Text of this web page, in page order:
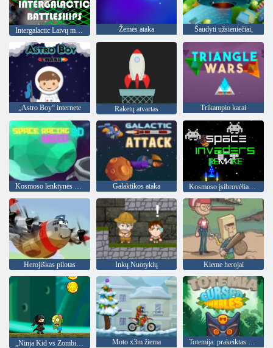
Žemės ataka Šaudyti užsieniečiai,
„Astro Boy“ internete Raketų atvartas Trikampio karai
Kosmoso lenktynės 3D: negaliojanti Galaktikos ataka Kosmoso įsibrovėliai perdaryti
Herojiškas pilotas Inkų Nuotykių Kieme herojai
Moto x3m žiema Totemija: prakeiktas marmuras